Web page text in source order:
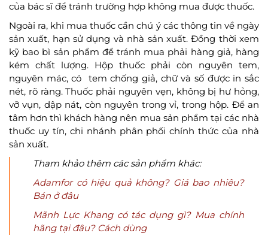
của bác sĩ để tránh trường hợp không mua được thuốc.
Ngoài ra, khi mua thuốc cần chú ý các thông tin về ngày
sản xuất, hạn sử dụng và nhà sản xuất. Đồng thời xem
kỹ bao bì sản phẩm để tránh mua phải hàng giả, hàng
kém chất lượng. Hộp thuốc phải còn nguyên tem,
nguyên mác, có tem chống giả, chữ và số được in sắc
nét, rõ ràng. Thuốc phải nguyên vẹn, không bị hư hỏng,
vỡ vụn, dập nát, còn nguyên trong vỉ, trong hộp. Để an
tâm hơn thì khách hàng nên mua sản phẩm tại các nhà
thuốc uy tín, chi nhánh phân phối chính thức của nhà
sản xuất.
Tham khảo thêm các sản phẩm khác:
Adamfor có hiệu quả không? Giá bao nhiêu?
Bán ở đâu
Mãnh Lực Khang có tác dụng gì? Mua chính
hãng tại đâu? Cách dùng